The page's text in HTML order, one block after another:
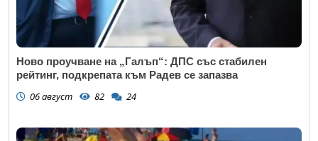
Ново проучване на „Галъп“: ДПС със стабилен
рейтинг, подкрепата към Радев се запазва
06 август 82 24